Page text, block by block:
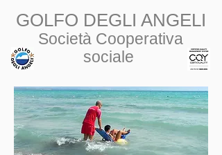
GOLFO DEGLI ANGELI
Società Cooperativa
sociale